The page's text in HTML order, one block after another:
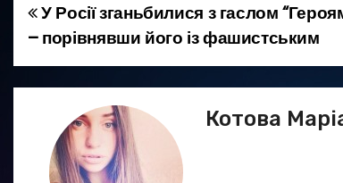
Н
а
в
У Росії зганьбилися з гаслом
– порівнявши його із фашистським
Котова